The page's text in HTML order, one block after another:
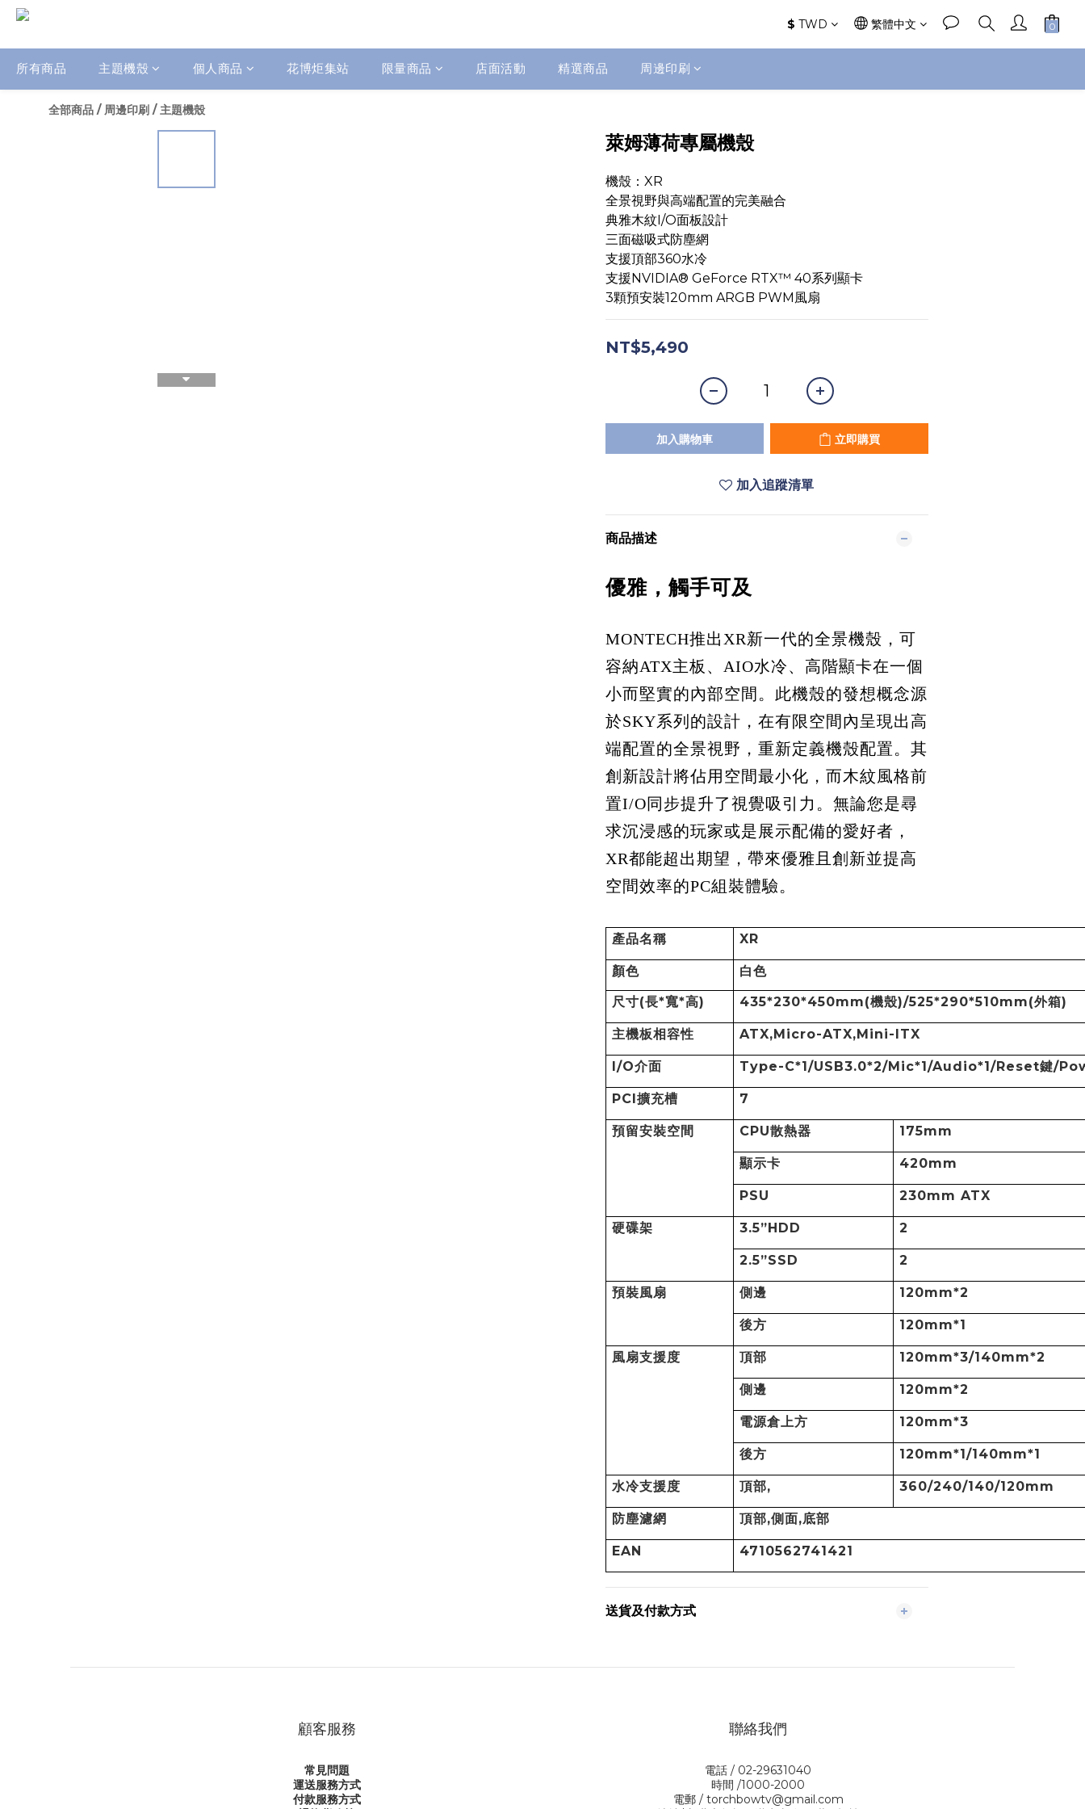
$ TWD 繁體中文
所有商品 主題機殼 個人商品 花博炬集站 限量商品 店面活動 精選商品 周邊印刷
全部商品 / 周邊印刷 /主題機殼
萊姆薄荷專屬機殼
機殼：XR
全景視野與高端配置的完美融合
典雅木紋I/O面板設計
三面磁吸式防塵網
支援頂部360水冷
支援NVIDIA® GeForce RTX™ 40系列顯卡
3顆預安裝120mm ARGB PWM風扇
NT$5,490
加入購物車 立即購買
加入追蹤清單
商品描述
優雅，觸手可及
MONTECH推出XR新一代的全景機殼，可
容納ATX主板、AIO水冷、高階顯卡在一個
小而堅實的內部空間。此機殼的發想概念源
於SKY系列的設計，在有限空間內呈現出高
端配置的全景視野，重新定義機殼配置。其
創新設計將佔用空間最小化，而木紋風格前
置I/O同步提升了視覺吸引力。無論您是尋
求沉浸感的玩家或是展示配備的愛好者，
XR都能超出期望，帶來優雅且創新並提高
空間效率的PC組裝體驗。
產品名稱 XR
顏色
白色
尺寸(長*寬*高) 435*230*450mm(機殼)/525*290*510mm(外箱)
主機板相容性 ATX,Micro-ATX,Mini-ITX
I/O介面 Type-C*1/USB3.0*2/Mic*1/Audio*1/Reset鍵/
PCI擴充槽 7
預留安裝空間 CPU散熱器 175mm
顯示卡 420mm
PSU 230mm ATX
硬碟架 3.5”HDD 2
2.5”SSD 2
預裝風扇 側邊 120mm*2
後方 120mm*1
風扇支援度 頂部 120mm*3/140mm*2
側邊 120mm*2
電源倉上方 120mm*3
後方 120mm*1/140mm*1
水冷支援度 頂部, 360/240/140/120mm
防塵濾網 頂部,側面,底部
EAN 4710562741421
送貨及付款方式
顧客服務
常見問題
運送服務方式
付款服務方式
聯絡我們
電話 / 02-29631040
時間 /1000-2000
電郵 / torchbowtv@gmail.com